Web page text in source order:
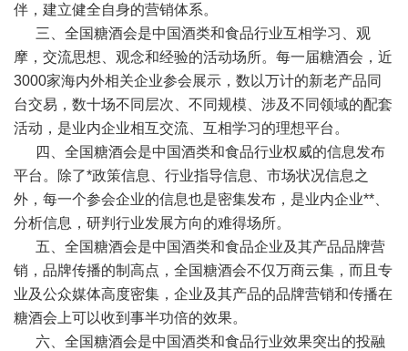
伴，建立健全自身的营销体系。
三、全国糖酒会是中国酒类和食品行业互相学习、观
摩，交流思想、观念和经验的活动场所。每一届糖酒会，近
3000家海内外相关企业参会展示，数以万计的新老产品同
台交易，数十场不同层次、不同规模、涉及不同领域的配套
活动，是业内企业相互交流、互相学习的理想平台。
四、全国糖酒会是中国酒类和食品行业权威的信息发布
平台。除了*政策信息、行业指导信息、市场状况信息之
外，每一个参会企业的信息也是密集发布，是业内企业**、
分析信息，研判行业发展方向的难得场所。
五、全国糖酒会是中国酒类和食品企业及其产品品牌营
销，品牌传播的制高点，全国糖酒会不仅万商云集，而且专
业及公众媒体高度密集，企业及其产品的品牌营销和传播在
糖酒会上可以收到事半功倍的效果。
六、全国糖酒会是中国酒类和食品行业效果突出的投融